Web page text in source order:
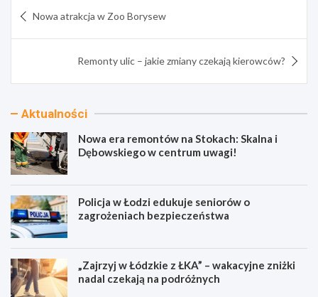
wpisu
Nowa atrakcja w Zoo Borysew
Remonty ulic – jakie zmiany czekają kierowców?
Aktualności
Nowa era remontów na Stokach: Skalna i
Dębowskiego w centrum uwagi!
Policja w Łodzi edukuje seniorów o
zagrożeniach bezpieczeństwa
„Zajrzyj w Łódzkie z ŁKA” – wakacyjne zniżki
nadal czekają na podróżnych